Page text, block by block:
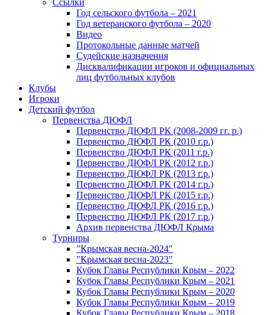
Ссылки
Год сельского футбола – 2021
Год ветеранского футбола – 2020
Видео
Протокольные данные матчей
Судейские назначения
Дисквалификации игроков и официальных
лиц футбольных клубов
Клубы
Игроки
Детский футбол
Первенства ДЮФЛ
Первенство ДЮФЛ РК (2008-2009 гг. р.)
Первенство ДЮФЛ РК (2010 г.р.)
Первенство ДЮФЛ РК (2011 г.р.)
Первенство ДЮФЛ РК (2012 г.р.)
Первенство ДЮФЛ РК (2013 г.р.)
Первенство ДЮФЛ РК (2014 г.р.)
Первенство ДЮФЛ РК (2015 г.р.)
Первенство ДЮФЛ РК (2016 г.р.)
Первенство ДЮФЛ РК (2017 г.р.)
Архив первенства ДЮФЛ Крыма
Турниры
"Крымская весна-2024"
"Крымская весна-2023"
Кубок Главы Республики Крым – 2022
Кубок Главы Республики Крым – 2021
Кубок Главы Республики Крым – 2020
Кубок Главы Республики Крым – 2019
Кубок Главы Республики Крым – 2018